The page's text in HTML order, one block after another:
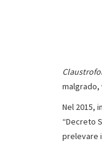
Nel 2015,
“Decreto
prelevare